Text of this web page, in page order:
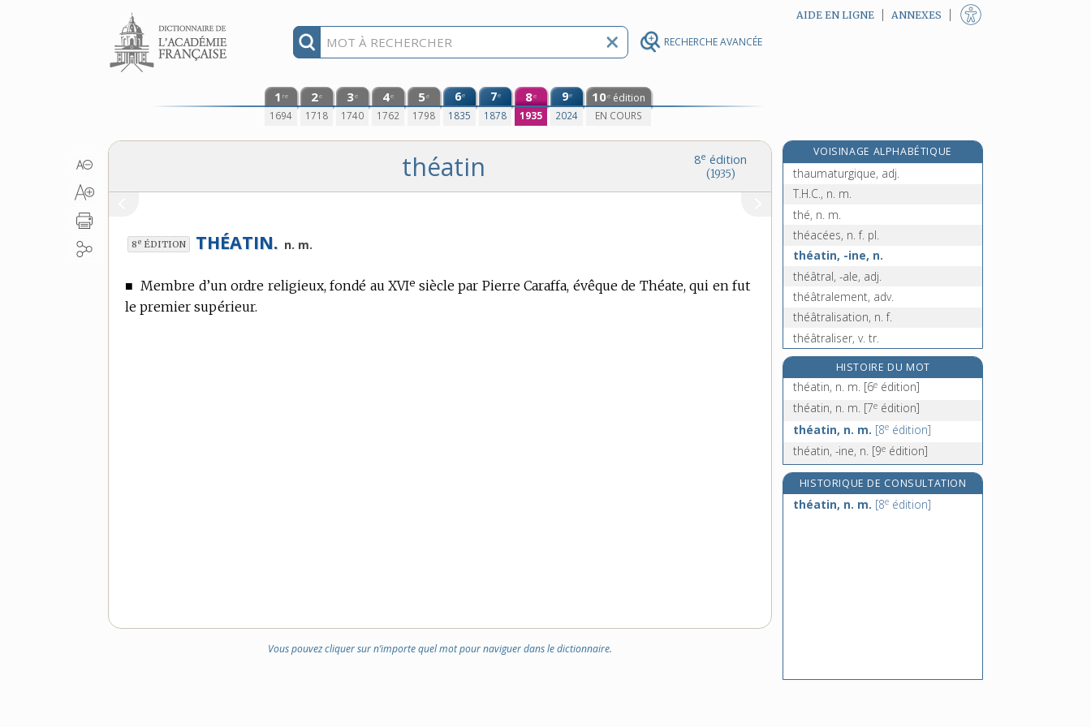
RECHERCHE AVANCÉE
Aller au contenu AIDE EN LIGNE ANNEXES
1 re
1694
2e
1718
3e
1740
4e
1762
5e
1798
6e
1835
7e
1878
8e
1935
9e
2024
10e édition
EN COURS
8e édition
(1935)
théatin
8e ÉDITION THÉATIN. n. m.
■ Membre d’un ordre religieux, fondé au XVIe siècle par Pierre Caraffa, évêque de Théate, qui en fut
le premier supérieur.
Vous pouvez cliquer sur n’importe quel mot pour naviguer dans le dictionnaire.
VOISINAGE ALPHABÉTIQUE
thaumaturgie, n. f.
thaumaturgique, adj.
T.H.C., n. m.
thé, n. m.
théacées, n. f. pl.
théatin, -ine, n.
théâtral, -ale, adj.
théâtralement, adv.
théâtralisation, n. f.
théâtraliser, v. tr.
théâtralité, n. f.
théâtre, n. m.
thébain, -aine, adj.
HISTOIRE DU MOT
théatin, n. m. [6e édition]
théatin, n. m. [7e édition]
théatin, n. m. [8e édition]
théatin, -ine, n. [9e édition]
HISTORIQUE DE CONSULTATION
théatin, n. m. [8e édition]